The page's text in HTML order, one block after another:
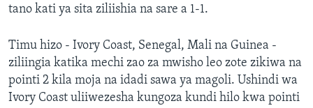
tano kati ya sita ziliishia na sare a 1-1.
Timu hizo - Ivory Coast, Senegal, Mali na Guinea -
ziliingia katika mechi zao za mwisho leo zote zikiwa na
pointi 2 kila moja na idadi sawa ya magoli. Ushindi wa
Ivory Coast uliiwezesha kungoza kundi hilo kwa pointi